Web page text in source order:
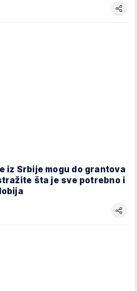
iz Srbije mogu do grantova
šta je sve potrebno i